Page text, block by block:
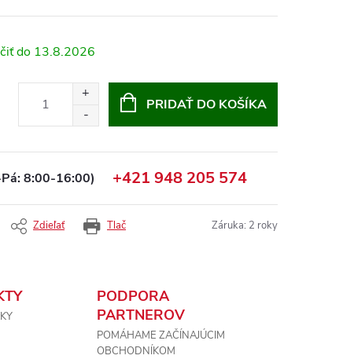
13.8.2026
PRIDAŤ DO KOŠÍKA
8:00-16:00) +421 948 205 574
Tlač
Zdieľať Záruka: 2 roky
PODPORA
PARTNEROV
POMÁHAME ZAČÍNAJÚCIM
OBCHODNÍKOM